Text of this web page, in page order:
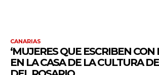
CANARIAS
‘MUJERES QUE ESCRIBEN CON
EN LA CASA DE LA CULTURA